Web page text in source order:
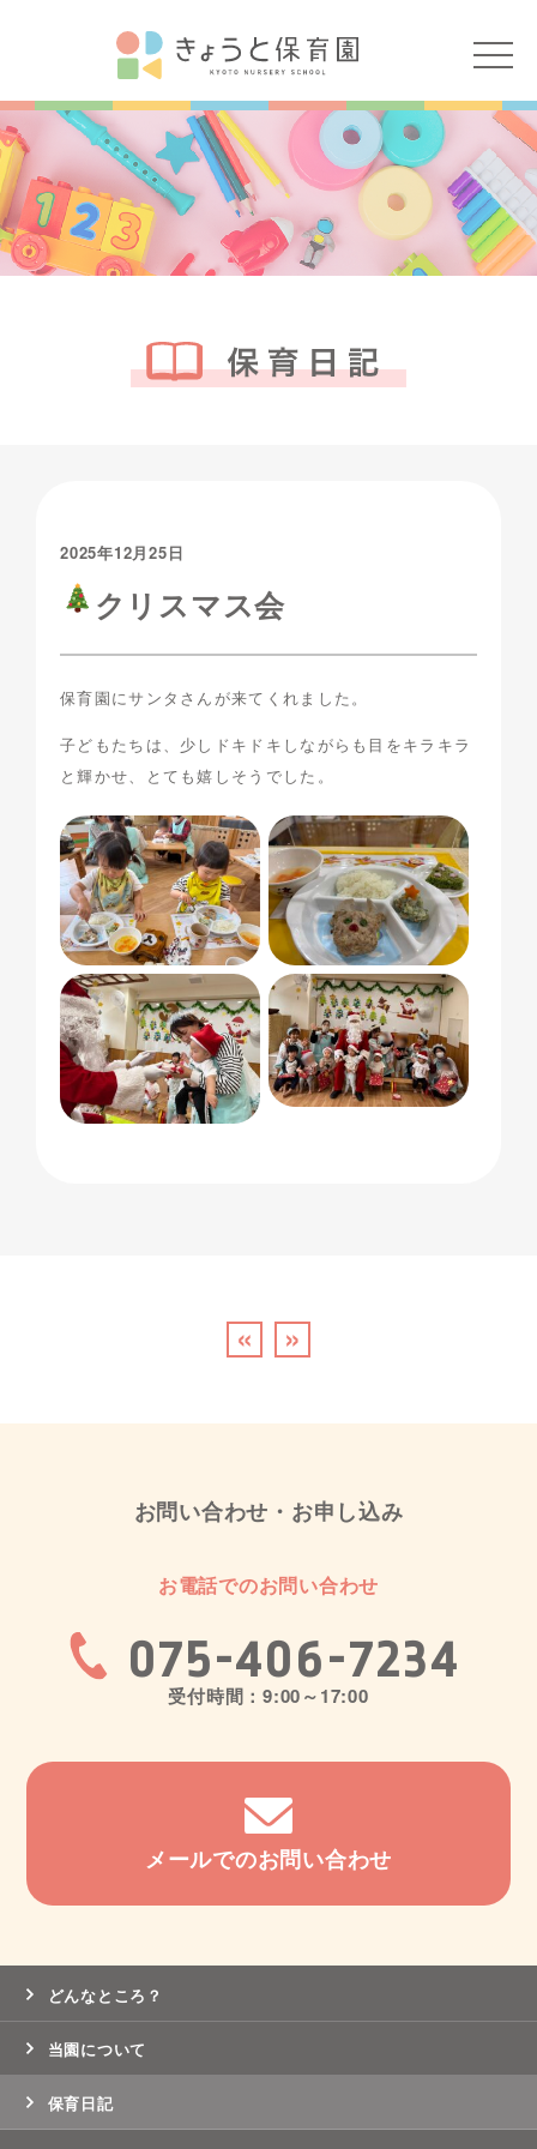
2025年12月25日
クリスマス会
保育園にサンタさんが来てくれました。
子どもたちは、少しドキドキしながらも目をキラキラ
と輝かせ、とても嬉しそうでした。
« »
お問い合わせ・お申し込み
お電話でのお問い合わせ
075-406-7234
受付時間：9:00～17:00
メールでのお問い合わせ
どんなところ？
当園について
保育日記